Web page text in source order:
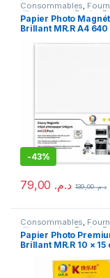
Consommables,
d'impression Papier
Photo
Papier Photo
Brillant MR.R A4 640
-43%
د.م. د.م.139,00
Consommables,
d'impression Papier ,
Photo
Papier Photo
Brillant MR.R 10 × 15